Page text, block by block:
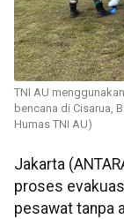
TNI AU
bencana di Cisarua,
Humas TNI AU)
Jakarta
proses
pesawat tanpa